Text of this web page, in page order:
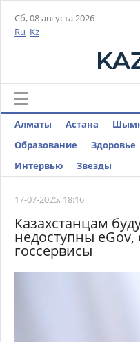
Сб, 08 августа 2026
Ru Kz
Алматы Астана
Образование
Здоровье
Интервью
Звезды
17-07-2025, 18:16
Казахстанцам
недоступны
госсервисы